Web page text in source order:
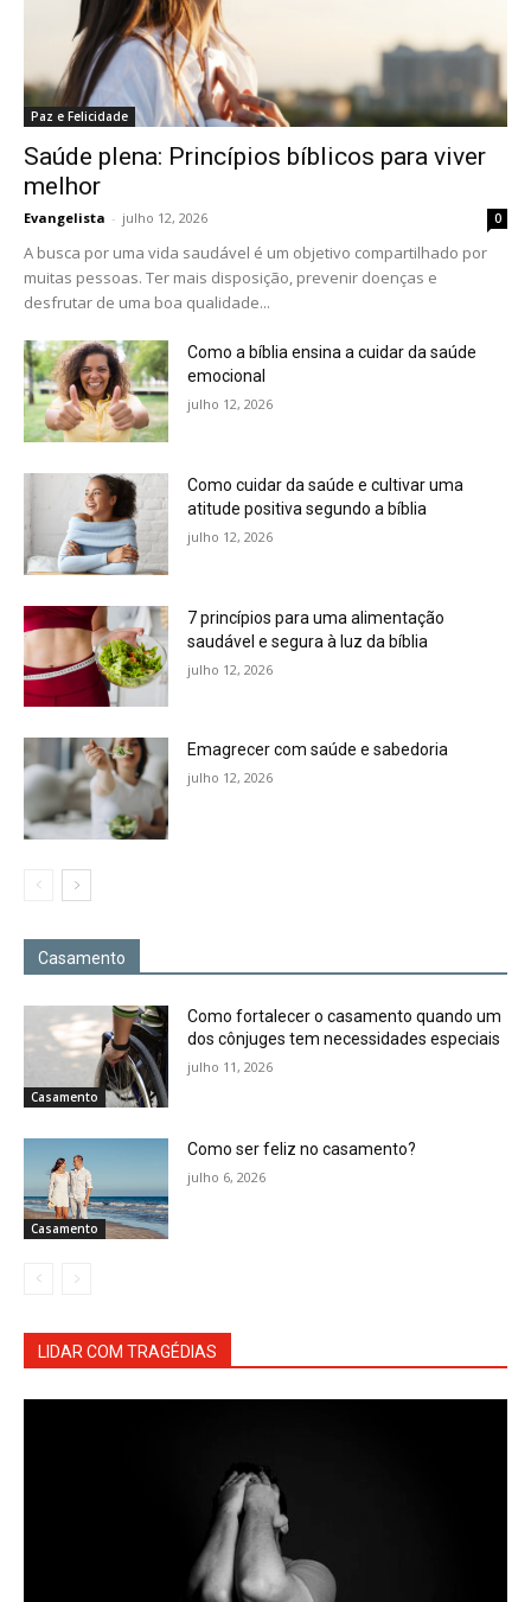
Paz e Felicidade
Saúde plena: Princípios bíblicos para viver
melhor
Evangelista - julho 12, 2026 0
A busca por uma vida saudável é um objetivo compartilhado por
muitas pessoas. Ter mais disposição, prevenir doenças e
desfrutar de uma boa qualidade...
Como a bíblia ensina a cuidar da saúde
emocional
julho 12, 2026
Como cuidar da saúde e cultivar uma
atitude positiva segundo a bíblia
julho 12, 2026
7 princípios para uma alimentação
saudável e segura à luz da bíblia
julho 12, 2026
Emagrecer com saúde e sabedoria
julho 12, 2026
Casamento
Casamento
Como fortalecer o casamento quando um
dos cônjuges tem necessidades especiais
julho 11, 2026
Casamento
Como ser feliz no casamento?
julho 6, 2026
LIDAR COM TRAGÉDIAS